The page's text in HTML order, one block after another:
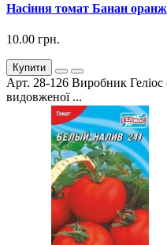
Насіння томат Банан
10.00 грн.
Купити
Арт. 28-126 Виробник Геліос
видовженої ...